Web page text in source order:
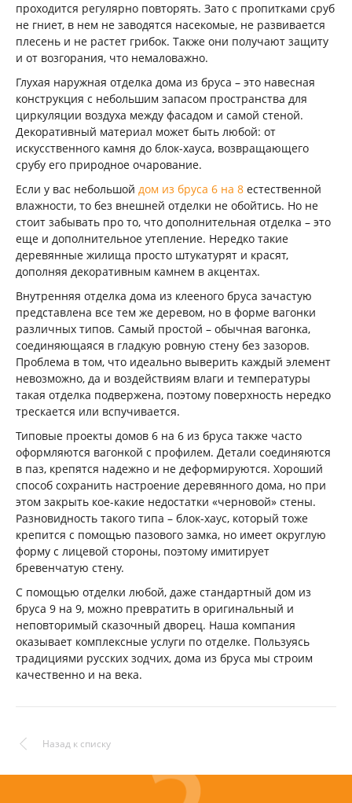
проходится регулярно повторять. Зато с пропитками сруб
не гниет, в нем не заводятся насекомые, не развивается
плесень и не растет грибок. Также они получают защиту
и от возгорания, что немаловажно.
Глухая наружная отделка дома из бруса – это навесная
конструкция с небольшим запасом пространства для
циркуляции воздуха между фасадом и самой стеной.
Декоративный материал может быть любой: от
искусственного камня до блок-хауса, возвращающего
срубу его природное очарование.
Если у вас небольшой дом из бруса 6 на 8 естественной
влажности, то без внешней отделки не обойтись. Но не
стоит забывать про то, что дополнительная отделка – это
еще и дополнительное утепление. Нередко такие
деревянные жилища просто штукатурят и красят,
дополняя декоративным камнем в акцентах.
Внутренняя отделка дома из клееного бруса зачастую
представлена все тем же деревом, но в форме вагонки
различных типов. Самый простой – обычная вагонка,
соединяющаяся в гладкую ровную стену без зазоров.
Проблема в том, что идеально выверить каждый элемент
невозможно, да и воздействиям влаги и температуры
такая отделка подвержена, поэтому поверхность нередко
трескается или вспучивается.
Типовые проекты домов 6 на 6 из бруса также часто
оформляются вагонкой с профилем. Детали соединяются
в паз, крепятся надежно и не деформируются. Хороший
способ сохранить настроение деревянного дома, но при
этом закрыть кое-какие недостатки «черновой» стены.
Разновидность такого типа – блок-хаус, который тоже
крепится с помощью пазового замка, но имеет округлую
форму с лицевой стороны, поэтому имитирует
бревенчатую стену.
С помощью отделки любой, даже стандартный дом из
бруса 9 на 9, можно превратить в оригинальный и
неповторимый сказочный дворец. Наша компания
оказывает комплексные услуги по отделке. Пользуясь
традициями русских зодчих, дома из бруса мы строим
качественно и на века.
Назад к списку